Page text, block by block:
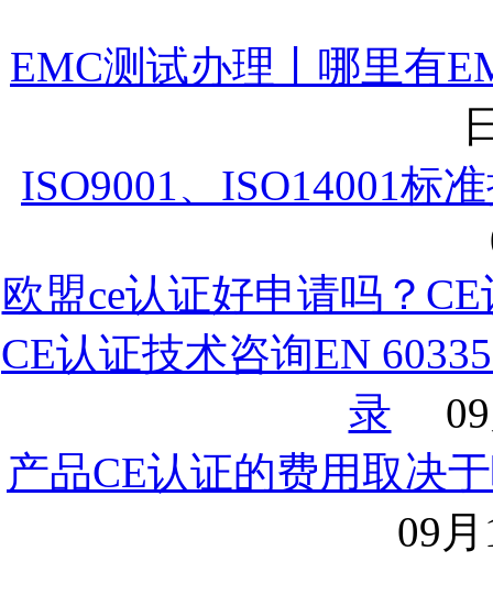
EMC测试办理丨哪里有
ISO9001、ISO14001标
欧盟ce认证好申请吗？
CE认证技术咨询EN
录
产品CE认证的费用取决
09